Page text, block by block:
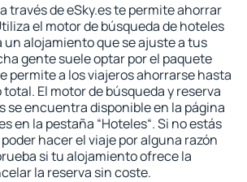
través de eSky.es te permite ahorrar
el motor de búsqueda de hoteles
un alojamiento que se ajuste a tus
gente suele optar por el paquete
permite a los viajeros ahorrarse hasta
El motor de búsqueda y reserva
se encuentra disponible en la página
en la pestaña “Hoteles“. Si no estás
hacer el viaje por alguna razón
si tu alojamiento ofrece la
la reserva sin coste.